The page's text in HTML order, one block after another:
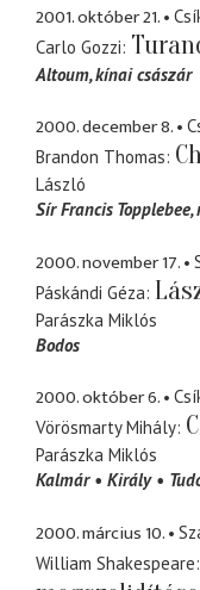
2001. október 21.
Carlo Gozzi
Altoum kínai császár
2000. december 8.
Brandon Thomas
László
Sír Francis Topplebee
2000. november 17.
Páskándi Géza
Parászka Miklós
Bodos
2000. október 6.
Vörösmarty Mihály
Parászka Miklós
Kalmár
Király
2000. március 10.
William Shakespeare